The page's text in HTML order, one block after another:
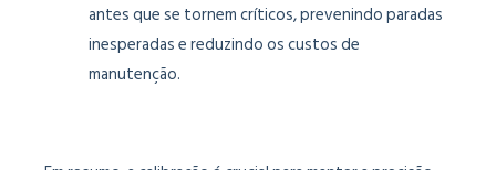
antes que se tornem críticos, prevenindo paradas
inesperadas e reduzindo os custos de
manutenção.